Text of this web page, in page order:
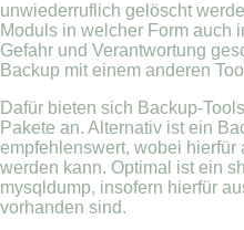
unwiederruflich gelöscht
Moduls in welcher Form auch
Gefahr und Verantwortung
Backup mit einem anderen
Dafür bieten sich Backup-
Pakete an. Alternativ ist ein
empfehlenswert, wobei
werden kann. Optimal ist ein
mysqldump, insofern hierfür
vorhanden sind.